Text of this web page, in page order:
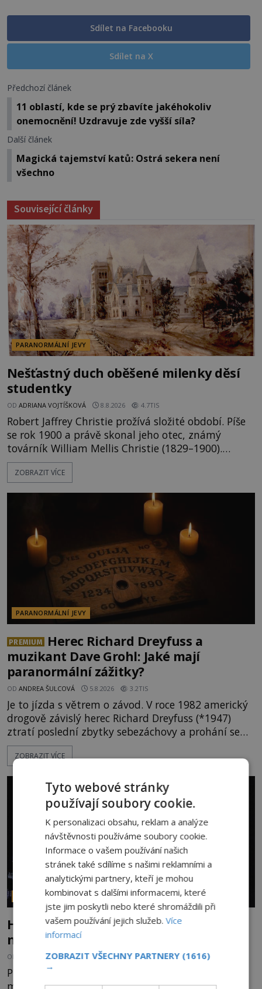
Sdílet na Facebooku
Sdílet na X
Předchozí článek
11 oblastí, kde se prý zbavíte jakéhokoliv
onemocnění! Uzdravuje zde vyšší síla?
Další článek
Magická tajemství katů: Ostrá sekera není
všechno
Související články
PARANORMÁLNÍ JEVY
Nešťastný duch oběšené milenky děsí
studentky
OD ADRIANA VOJTÍŠKOVÁ 8.8.2026 4.7TIS
Robert Jaffrey Christie prožívá složité období. Píše
se rok 1900 a právě skonal jeho otec, známý
továrník William Mellis Christie (1829–1900).
Smutná událost je ale doprovázena ohromným
dědictvím... Robertu připadne rodinné sídlo v
ta, na niž přijde Robert, by jen tak někoho
ZOBRAZIT VÍCE
PARANORMÁLNÍ JEVY
PREMIUM
Herec Richard Dreyfuss a
muzikant Dave Grohl: Jaké mají
paranormální zážitky?
OD ANDREA ŠULCOVÁ 5.8.2026 3.2TIS
Je to jízda s větrem o závod. V roce 1982 americký
drogově závislý herec Richard Dreyfuss (*1947)
ztratí poslední zbytky sebezáchovy a prohání se
po silnicích ve svém mercedesu jako utržený ze
řetězu. Vše vyvrcholí katastrofou, když to Dreyfuss
následně nalezne schovaný kokain. Tímto
momentem se slavnému
ZOBRAZIT VÍCE
PARANORMÁLNÍ JEVY
Hororové zábavní parky: Straší tu oběti
nehod?
OD MICHAELA HOLUBOVÁ 4.8.2026 3.5TIS
Přibližně 60 km po dálnici od Los Angeles leží
město Anaheim. Jeho název většině Evropanů
Tyto webové stránky
používají soubory cookie.
K personalizaci obsahu, reklam a analýze
návštěvnosti používáme soubory cookie.
Informace o vašem používání našich
stránek také sdílíme s našimi reklamními a
analytickými partnery, kteří je mohou
kombinovat s dalšími informacemi, které
jste jim poskytli nebo které shromáždili při
vašem používání jejich služeb.Více
informací
ZOBRAZIT VŠECHNY PARTNERY (1616)
→